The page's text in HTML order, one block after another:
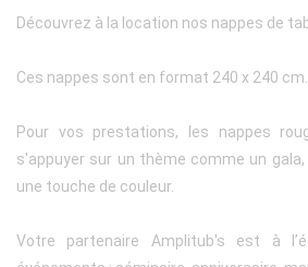
Découvrez à la location nos nappes de
Ces nappes sont en format 240 x 240 cm.
Pour vos prestations, les nappes
s'appuyer sur un thème comme un
une touche de couleur.
Votre partenaire Amplitub's est à